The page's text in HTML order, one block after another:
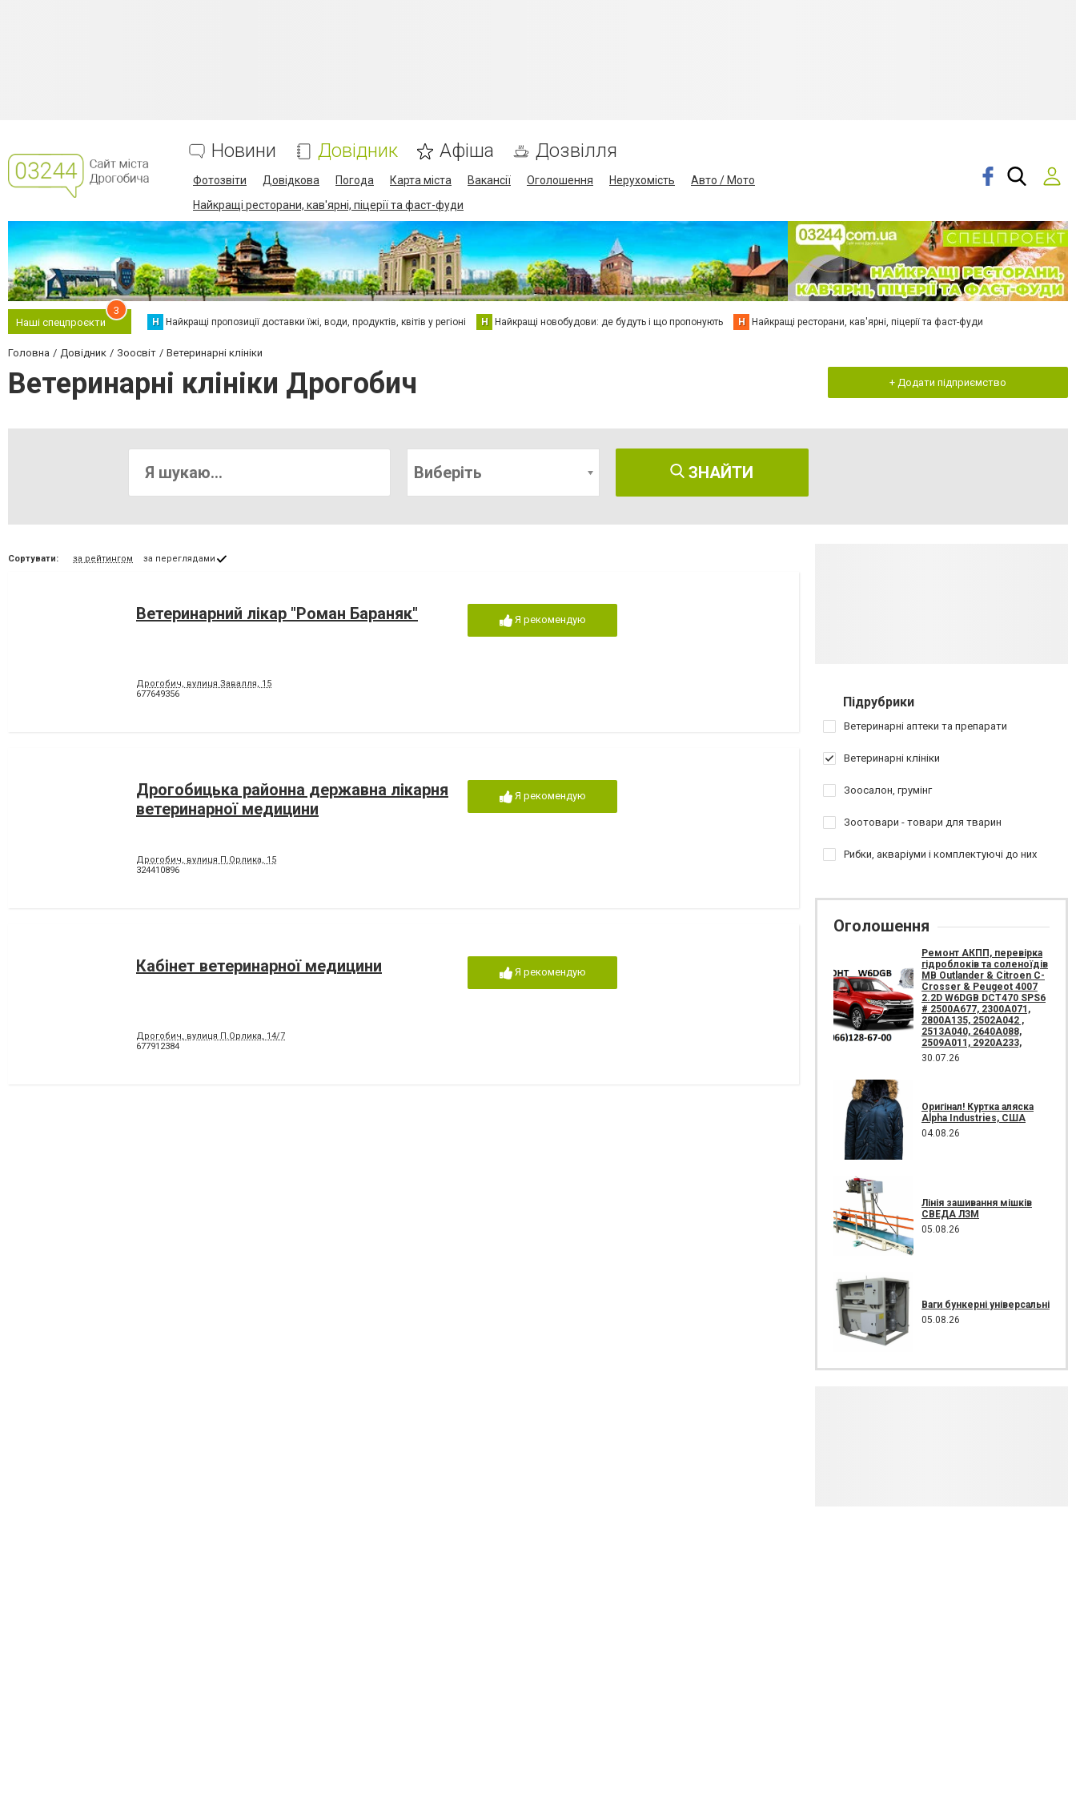
Новини Довідник Афіша Дозвілля
Фотозвіти Довідкова Погода Карта міста Вакансії Оголошення Нерухомість
Авто / Мото
Найкращі ресторани, кав'ярні, піцерії та фаст-фуди
Наші спецпроєкти
3
Н Найкращі пропозиції доставки їжі, води, продуктів, квітів у регіоні Н Найкращі новобудови: де будуть і що пропонують Н Найкращі ресторани, кав'ярні, піцерії та фаст-фуди
Головна Довідник Зоосвіт Ветеринарні клініки
Ветеринарні клініки Дрогобич + Додати підприємство
Виберіть ЗНАЙТИ
Сортувати: за рейтингом за переглядами
Ветеринарний лікар "Роман Бараняк"
Дрогобич, вулиця Завалля, 15
677649356
Я рекомендую
Дрогобицька районна державна лікарня
ветеринарної медицини
Дрогобич, вулиця П.Орлика, 15
324410896
Я рекомендую
Кабінет ветеринарної медицини
Дрогобич, вулиця П.Орлика, 14/7
677912384
Я рекомендую
Підрубрики
Ветеринарні аптеки та препарати
Ветеринарні клініки
Зоосалон, грумінг
Зоотовари - товари для тварин
Рибки, акваріуми і комплектуючі до них
Оголошення
Ремонт АКПП, перевірка
гідроблоків та соленоїдів
MB Outlander & Citroen C-
Crosser & Peugeot 4007
2.2D W6DGB DCT470 SPS6
# 2500A677, 2300A071,
2800A135, 2502A042 ,
2513A040, 2640A088,
2509A011, 2920A233,
30.07.26
Оригінал! Куртка аляска
Alpha Industries, США
04.08.26
Лінія зашивання мішків
СВЕДА ЛЗМ
05.08.26
Ваги бункерні універсальні
05.08.26